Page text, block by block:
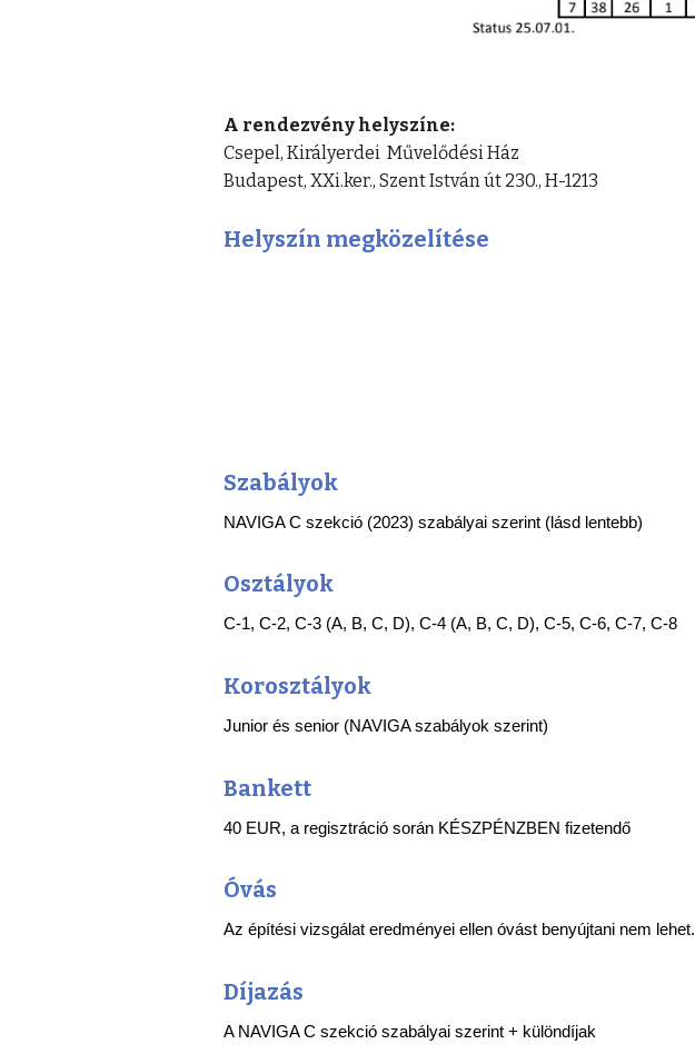
A rendezvény helyszíne:
Csepel, Királyerdei Művelődési Ház
Budapest, XXi.ker., Szent István út 230., H-1213
Helyszín megközelítése
Szabályok
NAVIGA C szekció (2023) szabályai szerint (lásd lentebb)
Osztályok
C-1, C-2, C-3 (A, B, C, D), C-4 (A, B, C, D), C-5, C-6, C-7, C-8
Korosztályok
Junior és senior (NAVIGA szabályok szerint)
Bankett
40 EUR, a regisztráció során KÉSZPÉNZBEN fizetendő
Óvás
Az építési vizsgálat eredményei ellen óvást benyújtani nem lehet.
Díjazás
A NAVIGA C szekció szabályai szerint + különdíjak